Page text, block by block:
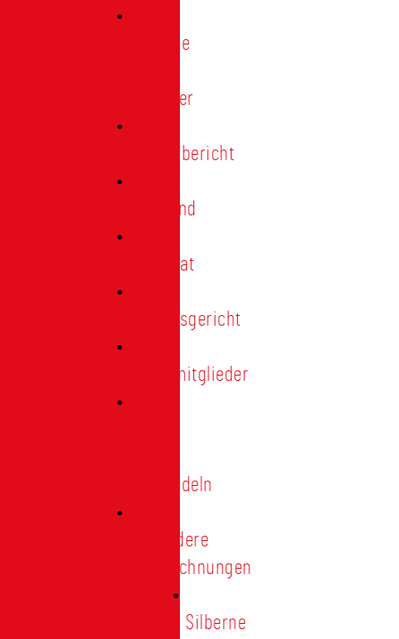
Freunde
Förderer
Jahresbericht
Vorstand
Ehrenrat
Schiedsgericht
Ehrenmitglieder
Treunadeln
Besondere
Auszeichnungen
Silberne